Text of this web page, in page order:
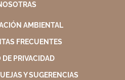
AMBIENTAL
FRECUENTES
DE PRIVACIDAD
Y SUGERENCIAS